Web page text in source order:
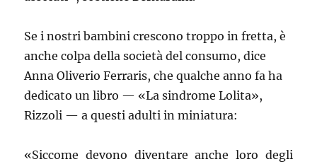
Se i nostri bambini crescono troppo in fretta, è
anche colpa della società del consumo, dice
Anna Oliverio Ferraris, che qualche anno fa ha
dedicato un libro — «La sindrome Lolita»,
Rizzoli — a questi adulti in miniatura:
«Siccome devono diventare anche loro degli